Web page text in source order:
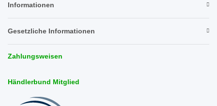
Informationen
Gesetzliche Informationen
Zahlungsweisen
Händlerbund Mitglied